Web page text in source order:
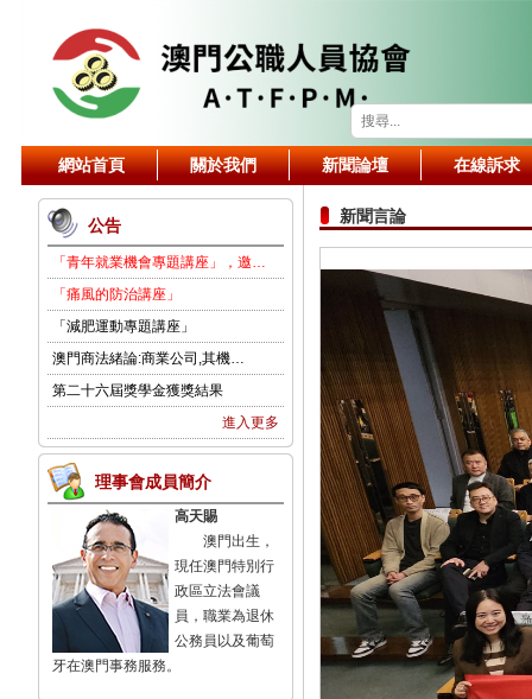
網站首頁 關於我們 新聞論壇 在線訴求
公告
「青年就業機會專題講座」，邀…
「痛風的防治講座」
「減肥運動專題講座」
澳門商法緒論:商業公司,其機…
第二十六屆獎學金獲獎結果
進入更多
理事會成員簡介
高天賜
澳門出生，
現任澳門特別行
政區立法會議
員，職業為退休
公務員以及葡萄
牙在澳門事務服務。
新聞言論